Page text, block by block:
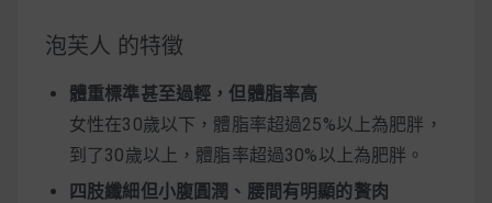
泡芙人 的特徵
體重標準甚至過輕，但體脂率高
女性在30歲以下，體脂率超過25%以上為肥胖，
到了30歲以上，體脂率超過30%以上為肥胖。
四肢纖細但小腹圓潤、腰間有明顯的贅肉